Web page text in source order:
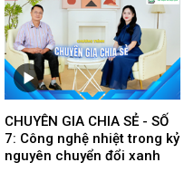
CHUYÊN GIA CHIA SẺ - SỐ
7: Công nghệ nhiệt trong kỷ
nguyên chuyển đổi xanh